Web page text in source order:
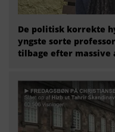
De politisk korrekte
yngste sorte
tilbage efter massive